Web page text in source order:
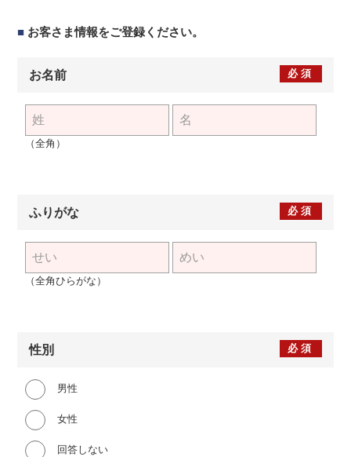
■ お客さま情報をご登録ください。
必須
お名前
（全角）
必須
ふりがな
（全角ひらがな）
必須
性別
男性
女性
回答しない